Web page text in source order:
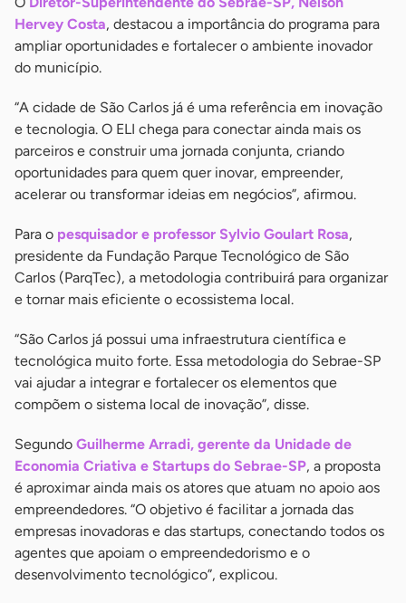
Hervey Costa, destacou a importância do programa para
ampliar oportunidades e fortalecer o ambiente inovador
do município.
“A cidade de São Carlos já é uma referência em inovação
e tecnologia. O ELI chega para conectar ainda mais os
parceiros e construir uma jornada conjunta, criando
oportunidades para quem quer inovar, empreender,
acelerar ou transformar ideias em negócios”, afirmou.
Para o pesquisador e professor Sylvio Goulart Rosa,
presidente da Fundação Parque Tecnológico de São
Carlos (ParqTec), a metodologia contribuirá para organizar
e tornar mais eficiente o ecossistema local.
“São Carlos já possui uma infraestrutura científica e
tecnológica muito forte. Essa metodologia do Sebrae-SP
vai ajudar a integrar e fortalecer os elementos que
compõem o sistema local de inovação”, disse.
Segundo Guilherme Arradi, gerente da Unidade de
Economia Criativa e Startups do Sebrae-SP, a proposta
é aproximar ainda mais os atores que atuam no apoio aos
empreendedores. “O objetivo é facilitar a jornada das
empresas inovadoras e das startups, conectando todos os
agentes que apoiam o empreendedorismo e o
desenvolvimento tecnológico”, explicou.